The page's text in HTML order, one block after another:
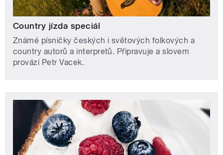
Country jízda speciál
Známé písničky českých i světových folkových a
country autorů a interpretů. Připravuje a slovem
provází Petr Vacek.